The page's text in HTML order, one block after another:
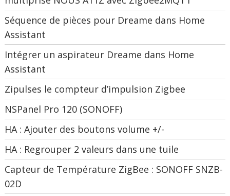
Séquence de pièces pour Dreame dans Home
Assistant
Intégrer un aspirateur Dreame dans Home
Assistant
Zipulses le compteur d’impulsion Zigbee
NSPanel Pro 120 (SONOFF)
HA : Ajouter des boutons volume +/-
HA : Regrouper 2 valeurs dans une tuile
Capteur de Température ZigBee : SONOFF SNZB-
02D